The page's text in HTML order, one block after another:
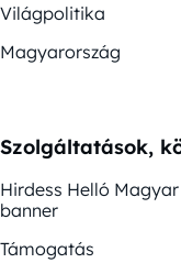
Világpolitika
Magyarország
Szolgáltatások,
Hirdess Helló
banner
Támogatás